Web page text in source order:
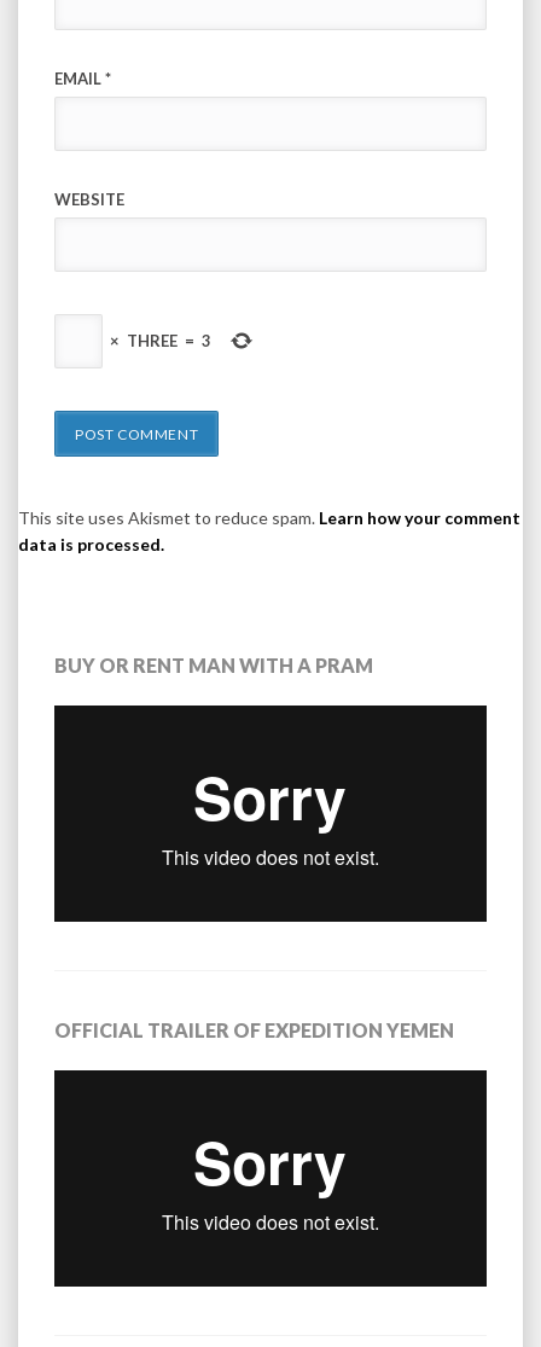
EMAIL*
WEBSITE
× THREE = 3
This site uses Akismet to reduce spam. Learn how your comment
data is processed.
BUY OR RENT MAN WITH A PRAM
OFFICIAL TRAILER OF EXPEDITION YEMEN